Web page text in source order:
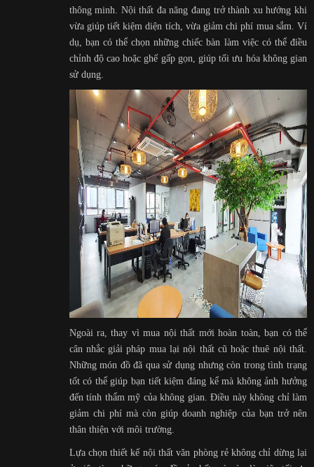
thông minh. Nội thất đa năng đang trở thành xu hướng khi
vừa giúp tiết kiệm diện tích, vừa giảm chi phí mua sắm. Ví
dụ, bạn có thể chọn những chiếc bàn làm việc có thể điều
chỉnh độ cao hoặc ghế gấp gọn, giúp tối ưu hóa không gian
sử dụng.
Ngoài ra, thay vì mua nội thất mới hoàn toàn, bạn có thể
cân nhắc giải pháp mua lại nội thất cũ hoặc thuê nội thất.
Những món đồ đã qua sử dụng nhưng còn trong tình trạng
tốt có thể giúp bạn tiết kiệm đáng kể mà không ảnh hưởng
đến tính thẩm mỹ của không gian. Điều này không chỉ làm
giảm chi phí mà còn giúp doanh nghiệp của bạn trở nên
thân thiện với môi trường.
Lựa chọn thiết kế nội thất văn phòng rẻ không chỉ dừng lại